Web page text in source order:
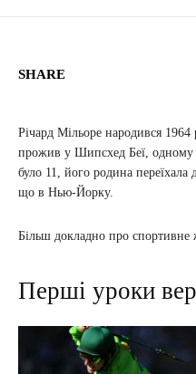
SHARE
Річард Мільоре народився
прожив у Шипсхед Беї, одному
було 11, його родина
що в Нью-Йорку.
Більш докладно про спортивне
Перші уроки